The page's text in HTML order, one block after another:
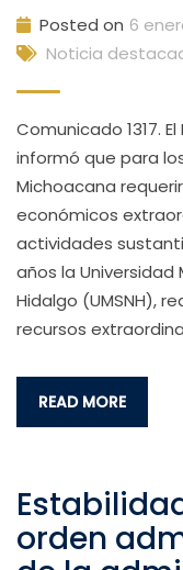
Posted on 6
Noticia
Comunicado 1317.
informó que para
Michoacana
económicos
actividades
años la Universidad
Hidalgo (UMSNH),
recursos
READ MORE
orden